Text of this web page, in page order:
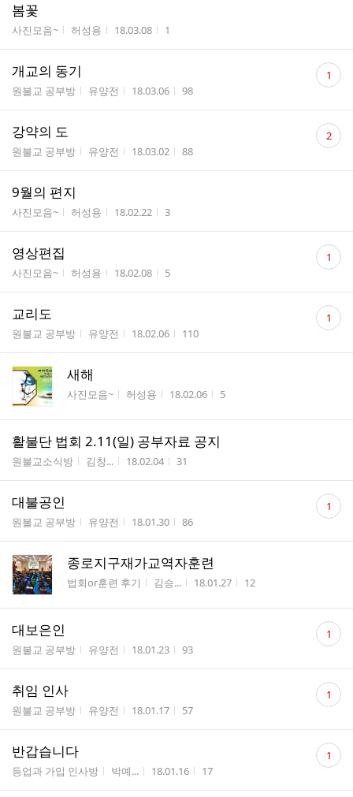
봄꽃
게시판명
사진모음~ 작성자
허성용 작성시간
18.03.08 조회수
1
개교의 동기
게시판명
원불교 공부방 작성자
유양전 작성시간
18.03.06 조회수
98
댓
글 1
강약의 도
게시판명
원불교 공부방 작성자
유양전 작성시간
18.03.02 조회수
88
댓
글 2
9월의 편지
게시판명
사진모음~ 작성자
허성용 작성시간
18.02.22 조회수
3
영상편집
게시판명
사진모음~ 작성자
허성용 작성시간
18.02.08 조회수
5
댓
글 1
교리도
게시판명
원불교 공부방 작성자
유양전 작성시간
18.02.06 조회수
110
댓
글 1
새해
게시판명
사진모음~ 작성자
허성용 작성시간
18.02.06 조회수
5
활불단 법회 2.11(일) 공부자료 공지
게시판명
원불교소식방 작성자
김창... 작성시간
18.02.04 조회수
31
대불공인
게시판명
원불교 공부방 작성자
유양전 작성시간
18.01.30 조회수
86
댓
글 1
종로지구재가교역자훈련
게시판명
법회or훈련 후기 작성자
김승... 작성시간
18.01.27 조회수
12
대보은인
게시판명
원불교 공부방 작성자
유양전 작성시간
18.01.23 조회수
93
댓
글 1
취임 인사
게시판명
원불교 공부방 작성자
유양전 작성시간
18.01.17 조회수
57
댓
글 1
반갑습니다
게시판명
등업과 가입 인사방 작성자
박예... 작성시간
18.01.16 조회수
17
댓
글 1